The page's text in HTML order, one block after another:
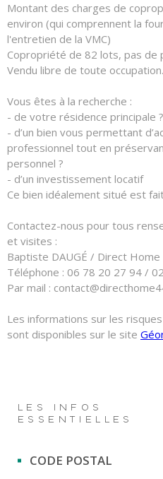
Montant des charges de
environ (qui comprennent la
l'entretien de la VMC)
Copropriété de 82 lots, pas de
Vendu libre de toute occupation.
Vous êtes à la recherche :
- de votre résidence principale ?
- d’un bien vous permettant
professionnel tout en
personnel ?
- d’un investissement locatif
Ce bien idéalement situé est
Contactez-nous pour tous
et visites :
Baptiste DAUGÉ / Direct Home
Téléphone : 06 78 20 27 94 /
Par mail :
Les informations sur les
sont disponibles sur le site
LES INFOS
ESSENTIELLES
Caractérisque Valeurs
CODE POSTAL